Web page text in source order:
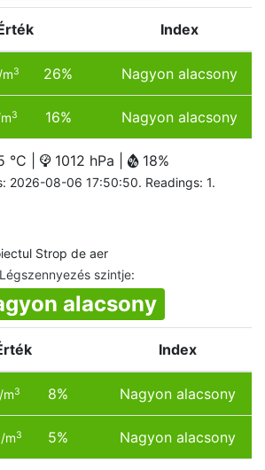
Index
3 26% Nagyon alacsony
3 16% Nagyon alacsony
°C | 1012 hPa | 18%
2026-08-06 17:50:50. Readings: 1.
Strop de aer
Légszennyezés szintje:
alacsony
Index
3 8% Nagyon alacsony
3 5% Nagyon alacsony